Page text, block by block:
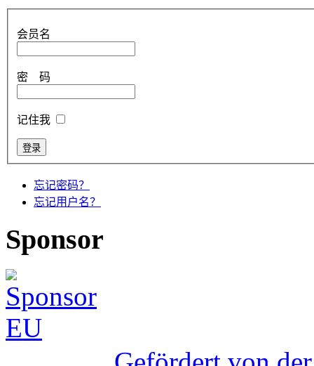
会员名
密 码
记住我
忘记密码？
忘记用户名？
Sponsor